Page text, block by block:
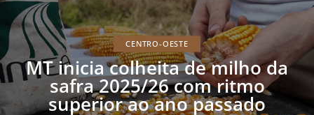
CENTRO-OESTE
MT inicia colheita de milho da
safra 2025/26 com ritmo
superior ao ano passado